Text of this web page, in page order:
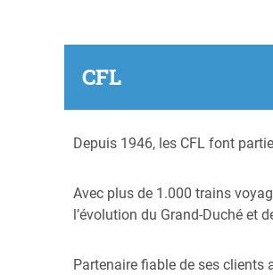
CFL
Depuis 1946, les CFL font
Avec plus de 1.000 trains
l’évolution du Grand-Duché et
Partenaire fiable de ses clients